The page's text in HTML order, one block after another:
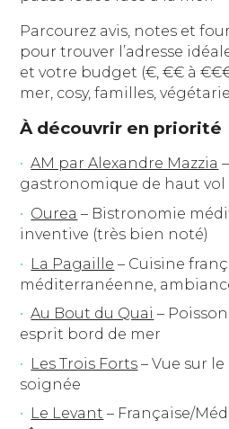
Parcourez avis, notes et
pour trouver l’adresse
et votre budget (€, €€ à
mer, cosy, familles,
À découvrir en priorité
AM par Alexandre Mazzia
gastronomique de haut vol
Ourea – Bistronomie
inventive (très bien noté)
La Pagaille – Cuisine
méditerranéenne,
Au Bout du Quai –
esprit bord de mer
Les Trois Forts – Vue sur
soignée
Le Levant – Française/